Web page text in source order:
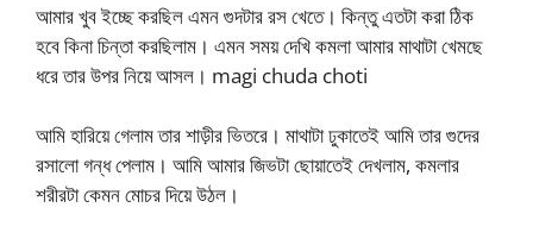
আমার খুব ইচ্ছে করছিল এমন গুদটার রস খেতে। কিন্তু এতটা করা ঠিক
হবে কিনা চিন্তা করছিলাম। এমন সময় দেখি কমলা আমার মাথাটা খেমছে
ধরে তার উপর নিয়ে আসল। magi chuda choti
আমি হারিয়ে গেলাম তার শাড়ীর ভিতরে। মাথাটা ঢুকাতেই আমি তার গুদের
রসালো গন্ধ পেলাম। আমি আমার জিভটা ছোয়াতেই দেখলাম, কমলার
শরীরটা কেমন মোচর দিয়ে উঠল।